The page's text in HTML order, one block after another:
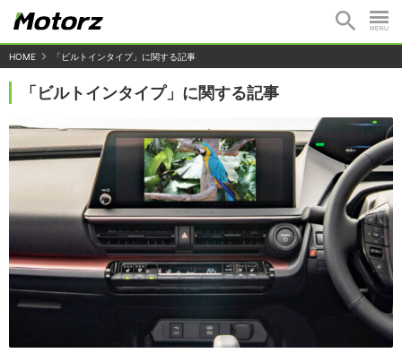
HOME 「ビルトインタイプ」に関する記事
「ビルトインタイプ」に関する記事